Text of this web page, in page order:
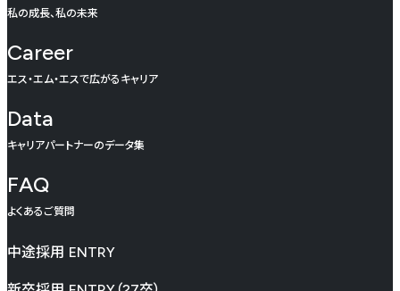
私の成長、私の未来
Career
エス・エム・エスで広がるキャリア
Data
キャリアパートナーのデータ集
FAQ
よくあるご質問
中途採用 ENTRY